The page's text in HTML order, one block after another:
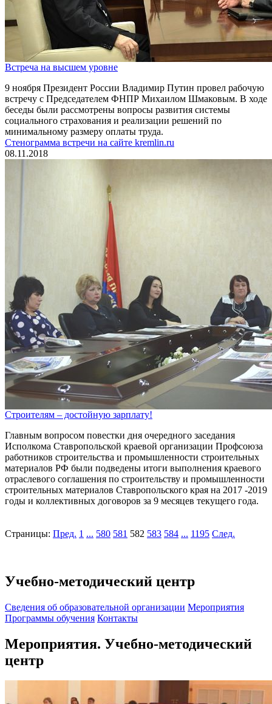
Встреча на высшем уровне
9 ноября Президент России Владимир Путин провел рабочую
встречу с Председателем ФНПР Михаилом Шмаковым. В ходе
беседы были рассмотрены вопросы развития системы
социального страхования и реализации решений по
минимальному размеру оплаты труда.
Стенограмма встречи на сайте kremlin.ru
08.11.2018
Строителям – достойную зарплату!
Главным вопросом повестки дня очередного заседания
Исполкома Ставропольской краевой организации Профсоюза
работников строительства и промышленности строительных
материалов РФ были подведены итоги выполнения краевого
отраслевого соглашения по строительству и промышленности
строительных материалов Ставропольского края на 2017 -2019
годы и коллективных договоров за 9 месяцев текущего года.
Страницы: Пред. 1 ... 580 581 582 583 584 ... 1195 След.
Учебно-методический центр
Cведения об образовательной организации Мероприятия
Программы обучения Контакты
Мероприятия. Учебно-методический
центр